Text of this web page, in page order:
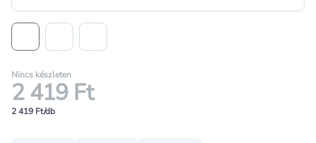
Nincs készleten
2 419 Ft
2 419 Ft/db